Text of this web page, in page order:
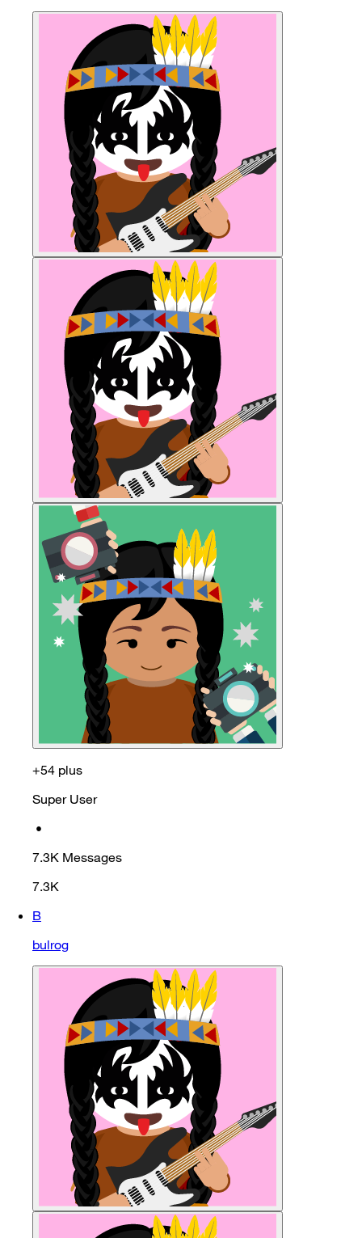
+54 plus
Super User
•
7.3K Messages
7.3K
B
bulrog